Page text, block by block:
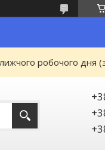
робочого дня